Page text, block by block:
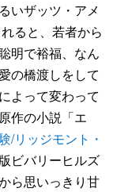
いザッツ・アメ
ると、若者から
明で裕福、なん
の橋渡しをして
よって変わって
原作の小説「エ
/リッジモント・
ビバリーヒルズ
ら思いっきり甘